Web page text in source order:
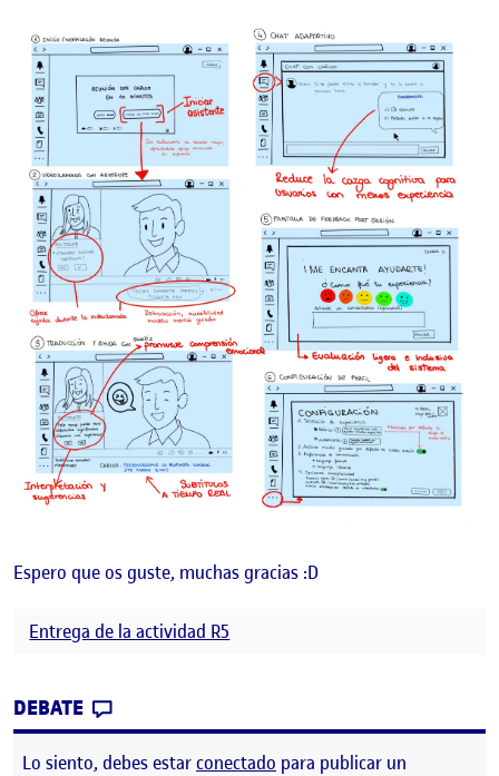
Espero que os guste, muchas gracias :D
Entrega de la actividad R5
DEBATE
Lo siento, debes estarconectado para publicar un